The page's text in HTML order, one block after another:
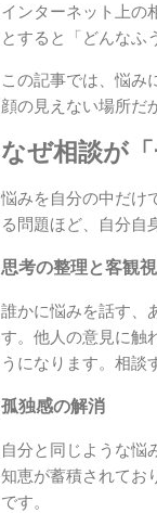
インターネット上の
とすると「どんなふ
この記事では、悩み
顔の見えない場所だ
なぜ相談が
悩みを自分の中だけ
る問題ほど、自分自
思考の整理と客観視
誰かに悩みを話す、
す。他人の意見に触
うになります。相談
孤独感の解消
自分と同じような悩
知恵が蓄積されてお
です。